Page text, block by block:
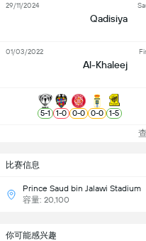
比赛信息
Prince Saud bin Jalawi Stadium
容量: 20,100
Qadisiya
29/11/2024
Al-Khaleej
01/03/2022
5-1 1-0 0-0 0-0 1-5
查
你可能感兴趣